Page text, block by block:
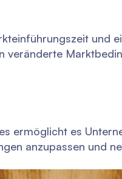
und
veränderte
ermöglicht es
anzupassen und